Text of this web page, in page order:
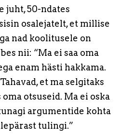
juht, 50-ndates
osalejatelt, et millise
nad koolitusele on
nii: “Ma ei saa oma
enam hästi hakkama.
et ma selgitaks
otsuseid. Ma ei oska
argumentide kohta
tulingi.”